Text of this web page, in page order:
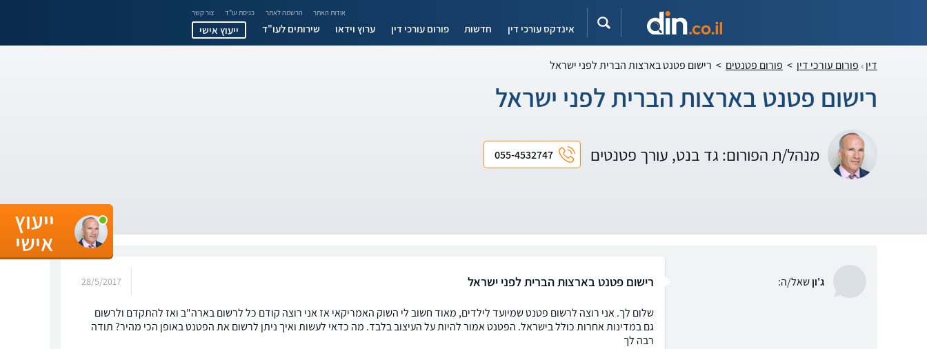
אודות האתר הרשמה לאתר כניסת עו"ד צור קשר
אינדקס עורכי דין חדשות פורום עורכי דין ערוץ וידאו שירותים לעו"ד ייעוץ אישי
דין פורום עורכי דין > פורום פטנטים > רישום פטנט בארצות הברית לפני ישראל
רישום פטנט בארצות הברית לפני ישראל
מנהל/ת הפורום: גד בנט, עורך פטנטים 055-4532747
ג'וןשאל/ה: רישום פטנט בארצות הברית לפני ישראל 28/5/2017
שלום לך. אני רוצה לרשום פטנט שמיועד לילדים, מאוד חשוב לי השוק האמריקאי אז אני רוצה קודם כל לרשום בארה"ב ואז להתקדם ולרשום
גם במדינות אחרות כולל בישראל. הפטנט אמור להיות על העיצוב בלבד. מה כדאי לעשות ואיך ניתן לרשום את הפטנט באופן הכי מהיר? תודה
רבה לך
ייעוץ
אישי